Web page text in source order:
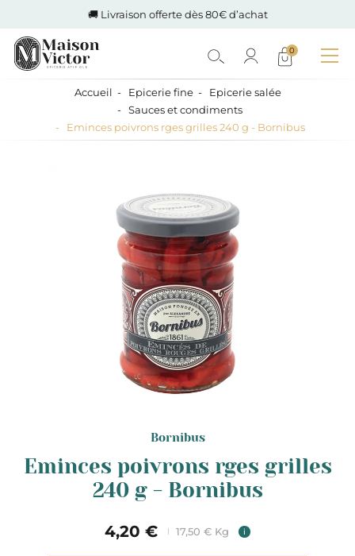
🚚 Livraison offerte dès 80€ d’achat
0
Accueil Epicerie fine
Epicerie salée
Sauces et condiments
Eminces poivrons rges grilles 240 g - Bornibus
Bornibus
Eminces poivrons rges grilles
240 g - Bornibus
4,20 € 17,50 € Kg i